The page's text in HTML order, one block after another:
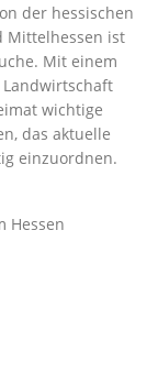
der hessischen
Mittelhessen ist
Mit einem
Landwirtschaft
wichtige
das aktuelle
einzuordnen.
Hessen